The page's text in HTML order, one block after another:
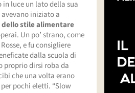
in luce un lato della sua
iniziato a
stile alimentare
Un po’ strano, come
e fu consigliere
dalla scuola di
proprio dirsi roba da
che una volta erano
pochi eletti. “Slow